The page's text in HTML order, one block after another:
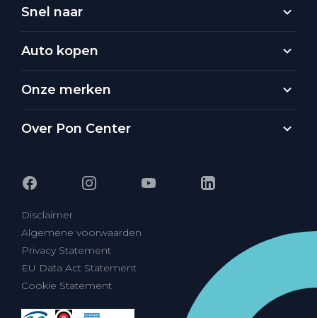
Snel naar
Auto kopen
Onze merken
Over Pon Center
Disclaimer
Algemene voorwaarden
Privacy Statement
EU Data Act Statement
Cookie Statement